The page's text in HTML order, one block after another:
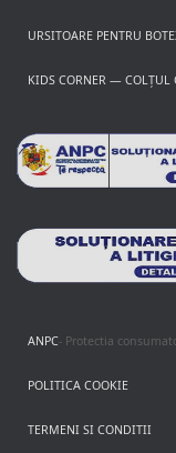
URSITOARE PENTRU
KIDS CORNER — COLȚUL
ANPC- Protectia
POLITICA COOKIE
TERMENI SI CONDITII